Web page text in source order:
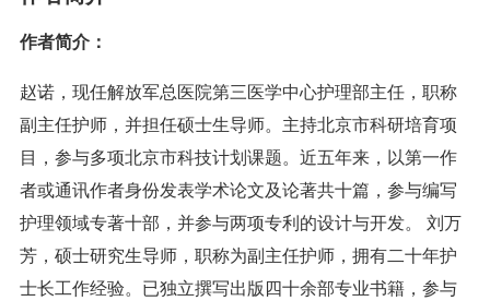
作者简介：
赵诺，现任解放军总医院第三医学中心护理部主任，职称
副主任护师，并担任硕士生导师。主持北京市科研培育项
目，参与多项北京市科技计划课题。近五年来，以第一作
者或通讯作者身份发表学术论文及论著共十篇，参与编写
护理领域专著十部，并参与两项专利的设计与开发。 刘万
芳，硕士研究生导师，职称为副主任护师，拥有二十年护
士长工作经验。已独立撰写出版四十余部专业书籍，参与